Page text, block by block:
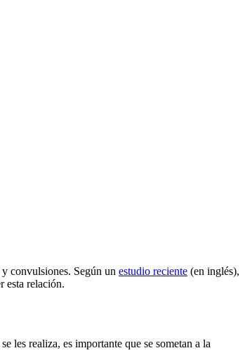
convulsiones. Según un estudio reciente (en inglés),
esta relación.
les realiza, es importante que se sometan a la